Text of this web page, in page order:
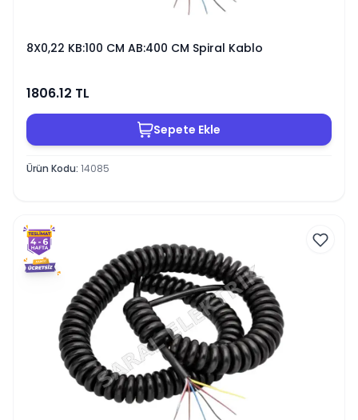
8X0,22 KB:100 CM AB:400 CM Spiral Kablo
1806.12 TL
Sepete Ekle
Ürün Kodu: 14085